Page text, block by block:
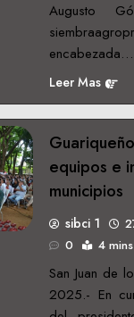
Augusto
encabezada…
Leer Mas
equipos e
municipios
sibci 1
0
4 mins
San Juan de
2025.- En